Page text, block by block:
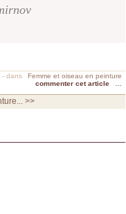
- dans
Femme et oiseau en peinture
commenter cet article
>>